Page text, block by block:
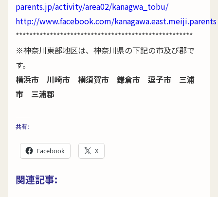
parents.jp/activity/area02/kanagwa_tobu/
http://www.facebook.com/kanagawa.east.meiji.parents
****************************************************
※神奈川東部地区は、神奈川県の下記の市及び郡で
す。
横浜市 川崎市 横須賀市 鎌倉市 逗子市 三浦
市 三浦郡
共有:
Facebook X
関連記事: